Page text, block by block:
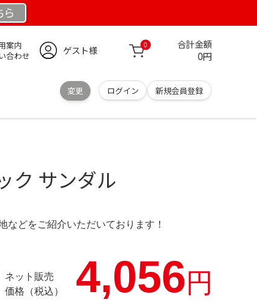
ら
案内
合わせ
ゲスト様 0 合計金額
0円
変更 ログイン 新規会員登録
ク サンダル
などをご紹介いただいております！
ネット販売
価格（税込）
4,056円